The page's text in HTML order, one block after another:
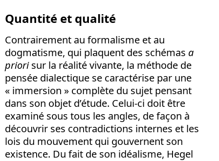
Quantité et qualité
Contrairement au formalisme et au
dogmatisme, qui plaquent des schémas a
priorisur la réalité vivante, la méthode de
pensée dialectique se caractérise par une
« immersion » complète du sujet pensant
dans son objet d’étude. Celui-ci doit être
examiné sous tous les angles, de façon à
découvrir ses contradictions internes et les
lois du mouvement qui gouvernent son
existence. Du fait de son idéalisme, Hegel